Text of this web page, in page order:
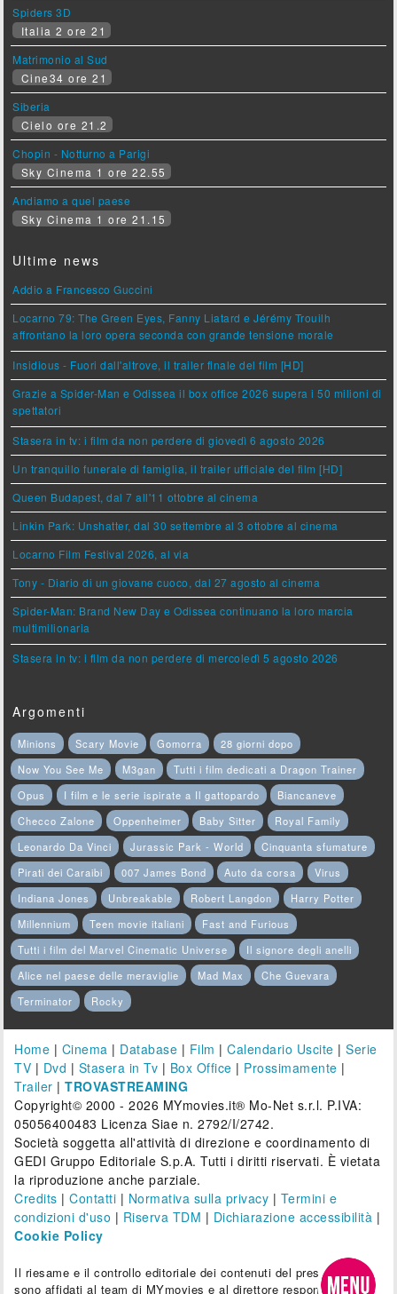
Spiders 3D
Italia 2 ore 21
Matrimonio al Sud
Cine34 ore 21
Siberia
Cielo ore 21.2
Chopin - Notturno a Parigi
Sky Cinema 1 ore 22.55
Andiamo a quel paese
Sky Cinema 1 ore 21.15
Ultime news
Addio a Francesco Guccini
Locarno 79: The Green Eyes, Fanny Liatard e Jérémy Trouilh
affrontano la loro opera seconda con grande tensione morale
Insidious - Fuori dall'altrove, il trailer finale del film [HD]
Grazie a Spider-Man e Odissea il box office 2026 supera i 50 milioni di
spettatori
Stasera in tv: i film da non perdere di giovedì 6 agosto 2026
Un tranquillo funerale di famiglia, il trailer ufficiale del film [HD]
Queen Budapest, dal 7 all'11 ottobre al cinema
Linkin Park: Unshatter, dal 30 settembre al 3 ottobre al cinema
Locarno Film Festival 2026, al via
Tony - Diario di un giovane cuoco, dal 27 agosto al cinema
Spider-Man: Brand New Day e Odissea continuano la loro marcia
multimilionaria
Stasera in tv: i film da non perdere di mercoledì 5 agosto 2026
Argomenti
Minions Scary Movie Gomorra
28 giorni dopo
Now You See Me
M3gan
Tutti i film dedicati a Dragon Trainer
Opus
I film e le serie ispirate a Il gattopardo
Biancaneve
Checco Zalone
Oppenheimer Baby Sitter
Royal Family
Leonardo Da Vinci
Jurassic Park - World
Cinquanta sfumature
Pirati dei Caraibi
007 James Bond Auto da corsa
Virus
Indiana Jones
Unbreakable Robert Langdon
Harry Potter
Millennium
Teen movie italiani
Fast and Furious
Tutti i film del Marvel Cinematic Universe
Il signore degli anelli
Alice nel paese delle meraviglie
Mad Max
Che Guevara
Terminator
Rocky
Home | Cinema | Database | Film |Calendario Uscite |Serie
TV | Dvd | Stasera in Tv | Box Office | Prossimamente |
Trailer |TROVASTREAMING
Copyright© 2000 - 2026 MYmovies.it® Mo-Net s.r.l. P.IVA:
05056400483 Licenza Siae n. 2792/I/2742.
Società soggetta all'attività di direzione e coordinamento di
GEDI Gruppo Editoriale S.p.A. Tutti i diritti riservati. È vietata
la riproduzione anche parziale.
Credits |Contatti | Normativa sulla privacy | Termini e
condizioni d'uso | Riserva TDM | Dichiarazione accessibilità |
Cookie Policy
Il riesame e il controllo editoriale dei contenuti del presente sito
sono affidati al team di MYmovies e al direttore responsabile.